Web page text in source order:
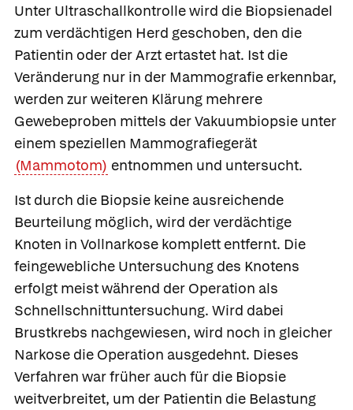
Unter Ultraschallkontrolle wird die Biopsienadel
zum verdächtigen Herd geschoben, den die
Patientin oder der Arzt ertastet hat. Ist die
Veränderung nur in der Mammografie erkennbar,
werden zur weiteren Klärung mehrere
Gewebeproben mittels der Vakuumbiopsie unter
einem speziellen Mammografiegerät
(Mammotom) entnommen und untersucht.
Ist durch die Biopsie keine ausreichende
Beurteilung möglich, wird der verdächtige
Knoten in Vollnarkose komplett entfernt. Die
feingewebliche Untersuchung des Knotens
erfolgt meist während der Operation als
Schnellschnittuntersuchung. Wird dabei
Brustkrebs nachgewiesen, wird noch in gleicher
Narkose die Operation ausgedehnt. Dieses
Verfahren war früher auch für die Biopsie
weitverbreitet, um der Patientin die Belastung